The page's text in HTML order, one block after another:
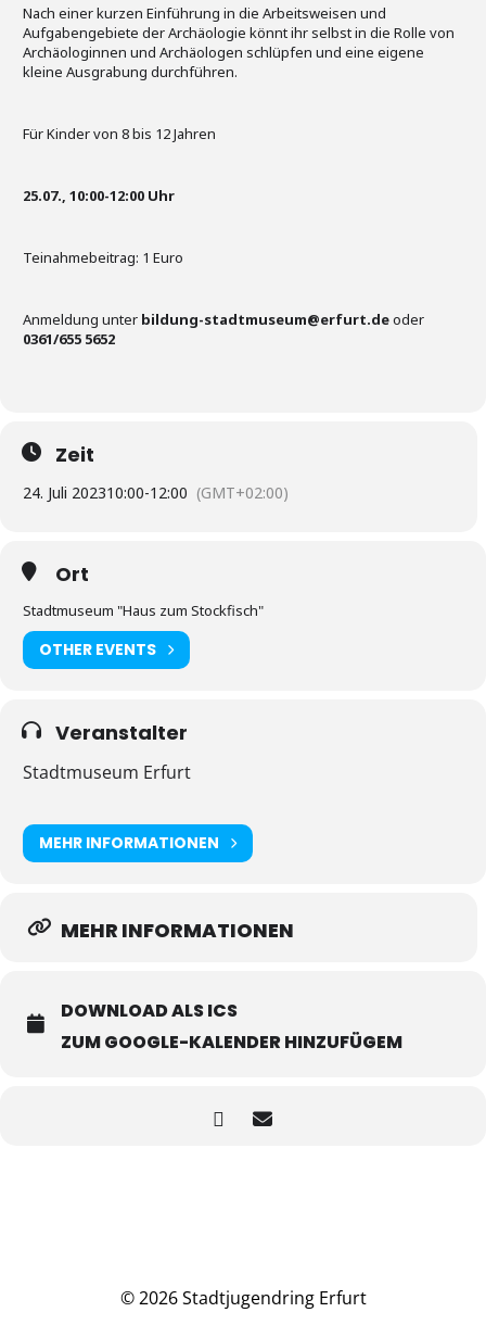
Nach einer kurzen Einführung in die Arbeitsweisen und
Aufgabengebiete der Archäologie könnt ihr selbst in die Rolle von
Archäologinnen und Archäologen schlüpfen und eine eigene
kleine Ausgrabung durchführen.
Für Kinder von 8 bis 12 Jahren
25.07., 10:00-12:00 Uhr
Teinahmebeitrag: 1 Euro
Anmeldung unter bildung-stadtmuseum@erfurt.deoder
0361/655 5652
Zeit
24. Juli 202310:00-12:00 (GMT+02:00)
Ort
Stadtmuseum "Haus zum Stockfisch"
OTHER EVENTS
Veranstalter
Stadtmuseum Erfurt
MEHR INFORMATIONEN
MEHR INFORMATIONEN
DOWNLOAD ALS ICS
ZUM GOOGLE-KALENDER HINZUFÜGEM
© 2026 Stadtjugendring Erfurt